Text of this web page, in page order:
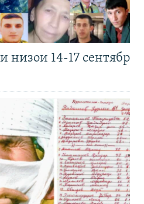
низои 14-17 сентябр